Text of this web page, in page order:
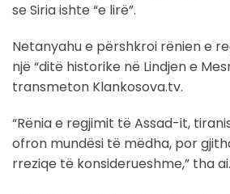
se Siria ishte “e lirë”.
Netanyahu e përshkroi rënien e
një “ditë historike në Lindjen e
transmeton Klankosova.tv.
“Rënia e regjimit të Assad-it,
ofron mundësi të mëdha, por
rreziqe të konsiderueshme,” tha ai.